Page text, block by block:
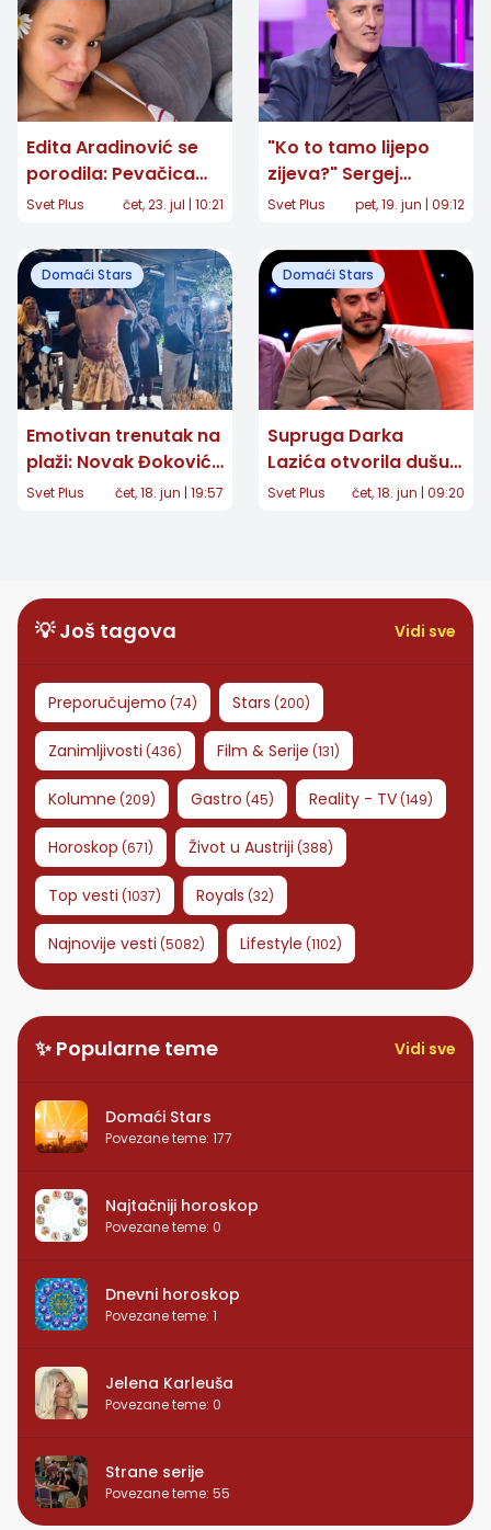
Edita Aradinović se
porodila: Pevačica
objavila prvu
Svet Plus čet, 23. jul | 10:21
"Ko to tamo lijepo
zijeva?" Sergej
Ćetković posle 40
koji je mnoge
raznežio
Svet Plus pet, 19. jun | 09:12
Domaći Stars
Emotivan trenutak na
plaži: Novak Đoković
iznenadio Jelenu
Svet Plus čet, 18. jun | 19:57
Domaći Stars
Supruga Darka
Lazića otvorila dušu:
"Nikada se nećemo
Svet Plus čet, 18. jun | 09:20
💡 Još tagova Vidi sve
Preporučujemo (74) Stars (200)
Zanimljivosti (436) Film & Serije (131)
Kolumne (209) Gastro (45) Reality - TV(149)
Horoskop (671) Život u Austriji (388)
Top vesti (1037) Royals (32)
Najnovije vesti (5082) Lifestyle (1102)
✨ Popularne teme Vidi sve
Domaći Stars
Povezane teme: 177
Najtačniji horoskop
Povezane teme: 0
Dnevni horoskop
Povezane teme: 1
Jelena Karleuša
Povezane teme: 0
Strane serije
Povezane teme: 55